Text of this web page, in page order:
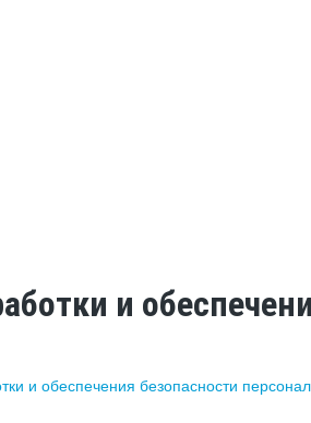
и
и обеспечения безопасности